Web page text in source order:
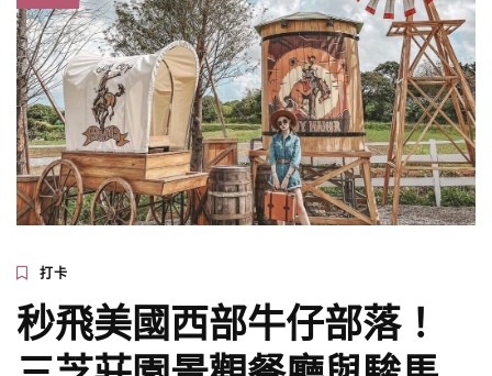
打卡
秒飛美國西部牛仔部落！